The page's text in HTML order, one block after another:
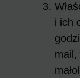
i ich
mail,